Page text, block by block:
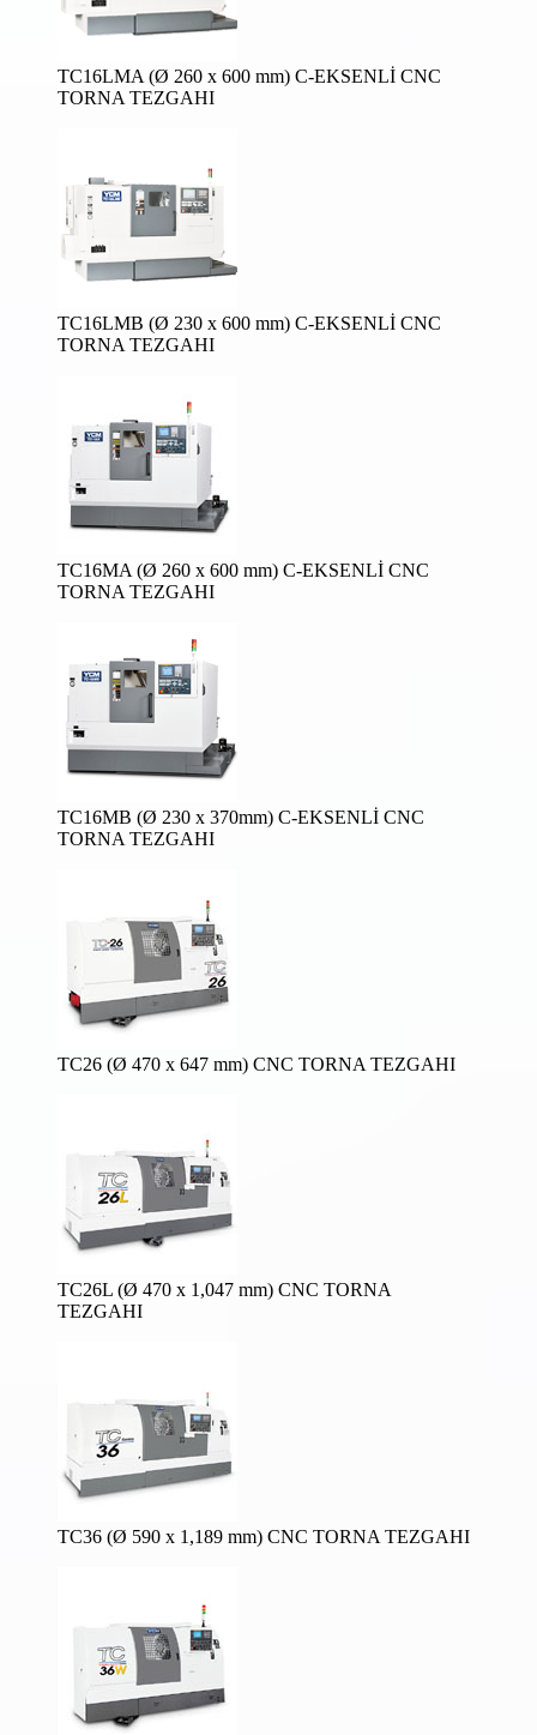
TC16LMA (Ø 260 x 600 mm) C-EKSENLİ CNC
TORNA TEZGAHI
TC16LMB (Ø 230 x 600 mm) C-EKSENLİ CNC
TORNA TEZGAHI
TC16MA (Ø 260 x 600 mm) C-EKSENLİ CNC
TORNA TEZGAHI
TC16MB (Ø 230 x 370mm) C-EKSENLİ CNC
TORNA TEZGAHI
TC26 (Ø 470 x 647 mm) CNC TORNA TEZGAHI
TC26L (Ø 470 x 1,047 mm) CNC TORNA
TEZGAHI
TC36 (Ø 590 x 1,189 mm) CNC TORNA TEZGAHI